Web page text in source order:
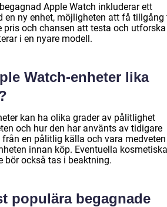
Apple Watch inkluderar ett
en ny enhet, möjligheten att få tillgång
och chansen att testa och utforska
i en nyare modell.
Watch-enheter lika
kan ha olika grader av pålitlighet
och hur den har använts av tidigare
en pålitlig källa och vara
innan köp. Eventuella kosmetiska
bör också tas i beaktning.
populära begagnade